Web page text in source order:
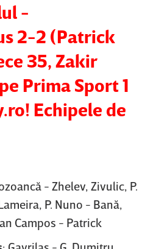
-
2-2 (Patrick
35, Zakir
Prima Sport 1
Echipele de
- Zhelev, Zivulic, P.
P. Nuno - Bană,
Campos - Patrick